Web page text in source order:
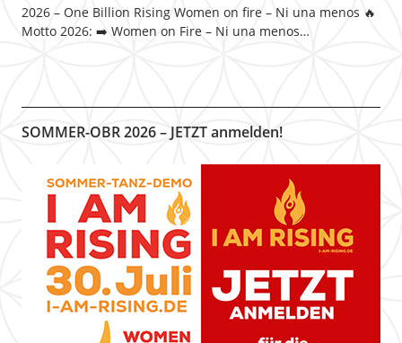
2026 – One Billion Rising Women on fire – Ni una menos 🔥
Motto 2026: ➡️ Women on Fire – Ni una menos…
SOMMER-OBR 2026 – JETZT anmelden!